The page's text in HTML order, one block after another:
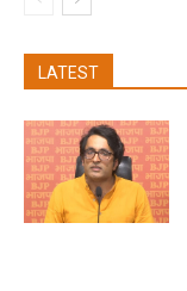
LATEST